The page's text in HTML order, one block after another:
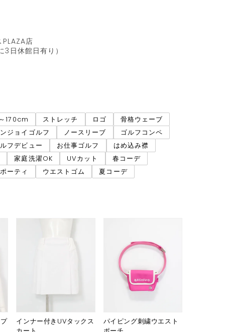
店
日休館日有り）
170cm ストレッチ ロゴ
骨格ウェーブ
ジョイゴルフ
ノースリーブ
ゴルフコンペ
フデビュー
お仕事ゴルフ
はめ込み襟
家庭洗濯OK UVカット
春コーデ
ーティ
ウエストゴム 夏コーデ
インナー付きUVタックス
パイピング刺繍ウエスト